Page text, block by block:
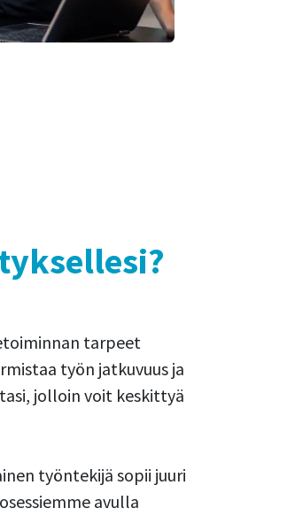
tarpeet
työn jatkuvuus ja
jolloin voit keskittyä
työntekijä sopii juuri
avulla